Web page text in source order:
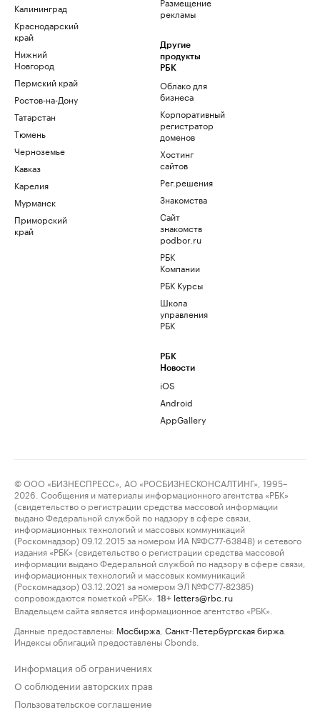
Калининград
Краснодарский
край
Нижний
Новгород
Пермский край
Ростов-на-Дону
Татарстан
Тюмень
Черноземье
Кавказ
Карелия
Мурманск
Приморский
край
рекламы
Другие
продукты
РБК
Облако для
бизнеса
Корпоративный
регистратор
доменов
Хостинг
сайтов
Рег.решения
Знакомства
Сайт
знакомств
podbor.ru
РБК
Компании
РБК Курсы
Школа
управления
РБК
РБК
Новости
iOS
Android
AppGallery
© ООО «БИЗНЕСПРЕСС», АО «РОСБИЗНЕСКОНСАЛТИНГ», 1995–
2026. Сообщения и материалы информационного агентства «РБК»
(свидетельство о регистрации средства массовой информации
выдано Федеральной службой по надзору в сфере связи,
информационных технологий и массовых коммуникаций
(Роскомнадзор) 09.12.2015 за номером ИА №ФС77-63848) и сетевого
издания «РБК» (свидетельство о регистрации средства массовой
информации выдано Федеральной службой по надзору в сфере связи,
информационных технологий и массовых коммуникаций
(Роскомнадзор) 03.12.2021 за номером ЭЛ №ФС77-82385)
сопровождаются пометкой «РБК».
18+ letters@rbc.ru
Владельцем сайта является информационное агентство «РБК».
Данные предоставлены: Мосбиржа Санкт-Петербургская биржа
Индексы облигаций предоставлены Cbonds.
Информация об ограничениях
О соблюдении авторских прав
Пользовательское соглашение